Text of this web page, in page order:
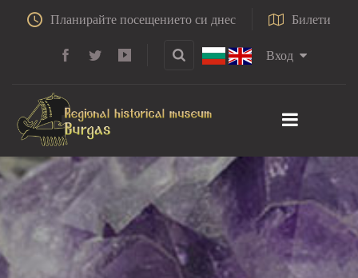
Планирайте посещението си днес Билети
Вход